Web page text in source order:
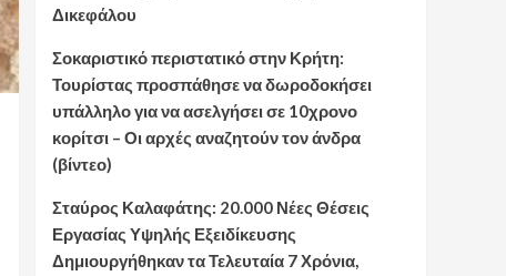
Δικεφάλου
Σοκαριστικό περιστατικό στην Κρήτη:
Τουρίστας προσπάθησε να δωροδοκήσει
υπάλληλο για να ασελγήσει σε 10χρονο
κορίτσι – Οι αρχές αναζητούν τον άνδρα
(βίντεο)
Σταύρος Καλαφάτης: 20.000 Νέες Θέσεις
Εργασίας Υψηλής Εξειδίκευσης
Δημιουργήθηκαν τα Τελευταία 7 Χρόνια,